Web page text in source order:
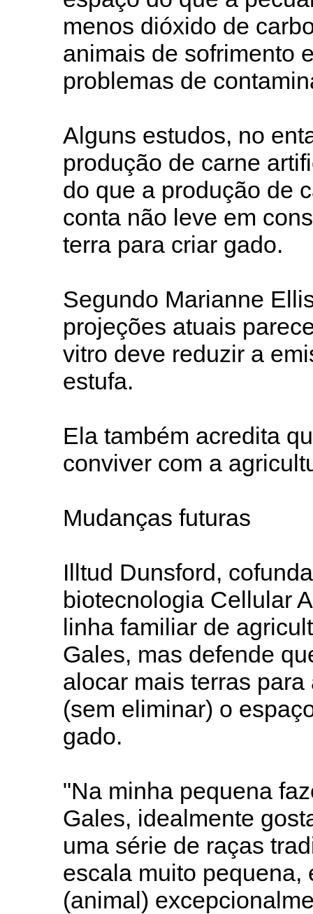
menos dióxido de
animais de sofrimento
problemas de
Alguns estudos, no
produção de carne
do que a produção de
conta não leve em
terra para criar gado.
Segundo Marianne
projeções atuais
vitro deve reduzir a
estufa.
Ela também acredita
conviver com a
Mudanças futuras
Illtud Dunsford,
biotecnologia Cellular
linha familiar de
Gales, mas defende
alocar mais terras
(sem eliminar) o
gado.
"Na minha pequena
Gales, idealmente
uma série de raças
escala muito pequena,
(animal)